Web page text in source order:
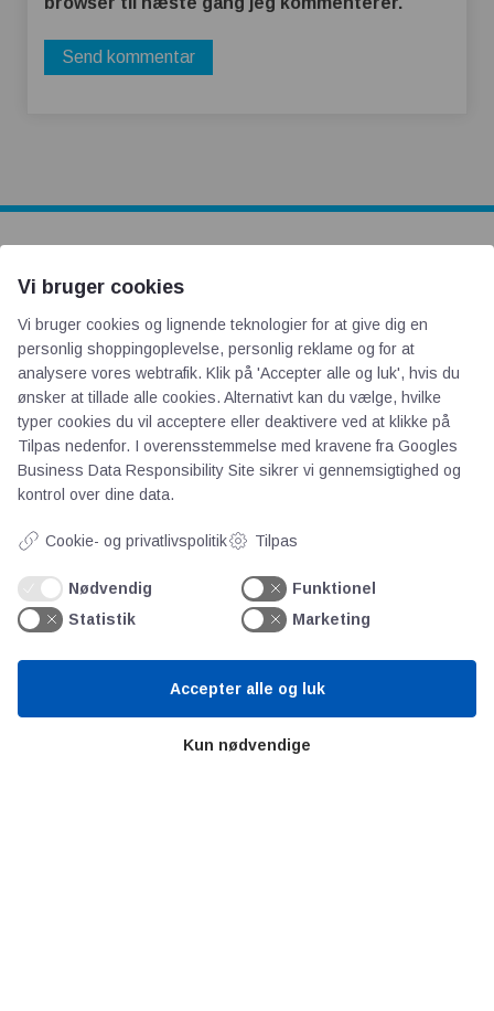
AOT
Om os
Priser
Kontakt
Persondata
Videncentre
Bitva
Videncentre
Vi bruger cookies
Vi bruger cookies og lignende teknologier for at give dig en
personlig shoppingoplevelse, personlig reklame og for at
analysere vores webtrafik. Klik på 'Accepter alle og luk', hvis du
ønsker at tillade alle cookies. Alternativt kan du vælge, hvilke
typer cookies du vil acceptere eller deaktivere ved at klikke på
Tilpas nedenfor. I overensstemmelse med kravene fra Googles
Business Data Responsibility Site sikrer vi gennemsigtighed og
kontrol over dine data.
Cookie- og privatlivspolitik Tilpas
Nødvendig
Funktionel
Statistik
Marketing
Kun nødvendige
Accepter alle og luk